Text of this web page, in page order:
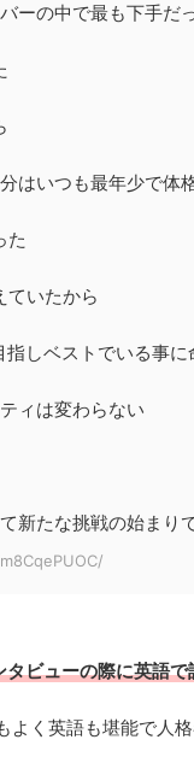
ーの中で最も下手だ
はいつも最年少で体
た
ていたから
しベストでいる事に
ィは変わらない
新たな挑戦の始まり
ビューの際に英語で
く英語も堪能で人